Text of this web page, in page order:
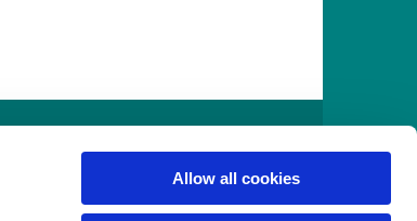
Allow all cookies